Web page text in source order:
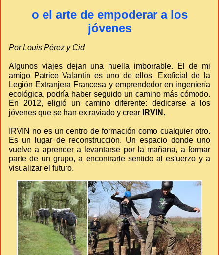
o el arte de empoderar a los
jóvenes
Por Louis Pérez y Cid
Algunos viajes dejan una huella imborrable. El de mi
amigo Patrice Valantin es uno de ellos. Exoficial de la
Legión Extranjera Francesa y emprendedor en ingeniería
ecológica, podría haber seguido un camino más cómodo.
En 2012, eligió un camino diferente: dedicarse a los
jóvenes que se han extraviado y crear
IRVIN .
IRVIN no es un centro de formación como cualquier otro.
Es un lugar de reconstrucción. Un espacio donde uno
vuelve a aprender a levantarse por la mañana, a formar
parte de un grupo, a encontrarle sentido al esfuerzo y a
visualizar el futuro.